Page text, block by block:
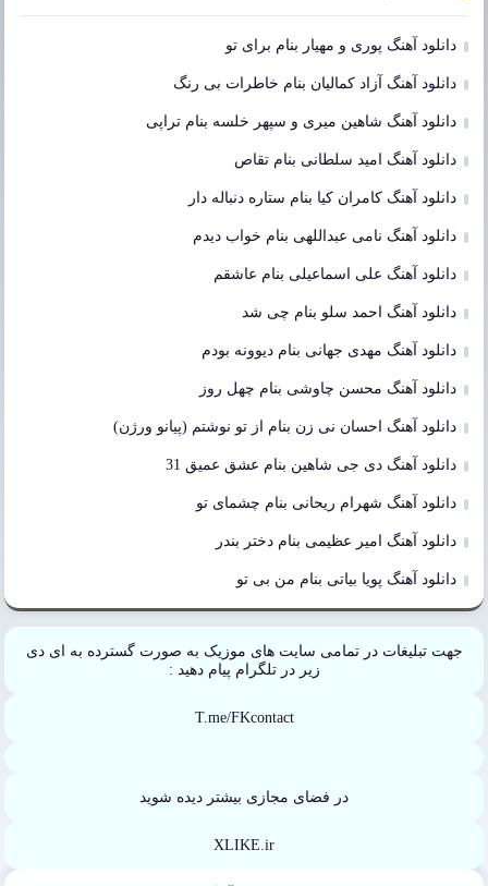
دانلود آهنگ پوری و مهیار بنام برای تو
دانلود آهنگ آزاد کمالیان بنام خاطرات بی رنگ
دانلود آهنگ شاهین میری و سپهر خلسه بنام تراپی
دانلود آهنگ امید سلطانی بنام تقاص
دانلود آهنگ کامران کیا بنام ستاره دنباله دار
دانلود آهنگ نامی عبداللهی بنام خواب دیدم
دانلود آهنگ علی اسماعیلی بنام عاشقم
دانلود آهنگ احمد سلو بنام چی شد
دانلود آهنگ مهدی جهانی بنام دیوونه بودم
دانلود آهنگ محسن چاوشی بنام چهل روز
دانلود آهنگ احسان نی زن بنام از تو نوشتم (پیانو ورژن)
دانلود آهنگ دی جی شاهین بنام عشق عمیق 31
دانلود آهنگ شهرام ریحانی بنام چشمای تو
دانلود آهنگ امیر عظیمی بنام دختر بندر
دانلود آهنگ پویا بیاتی بنام من بی تو
جهت تبلیغات در تمامی سایت های موزیک به صورت گسترده به ای دی
زیر در تلگرام پیام دهید :
T.me/FKcontact
در فضای مجازی بیشتر دیده شوید
XLIKE.ir